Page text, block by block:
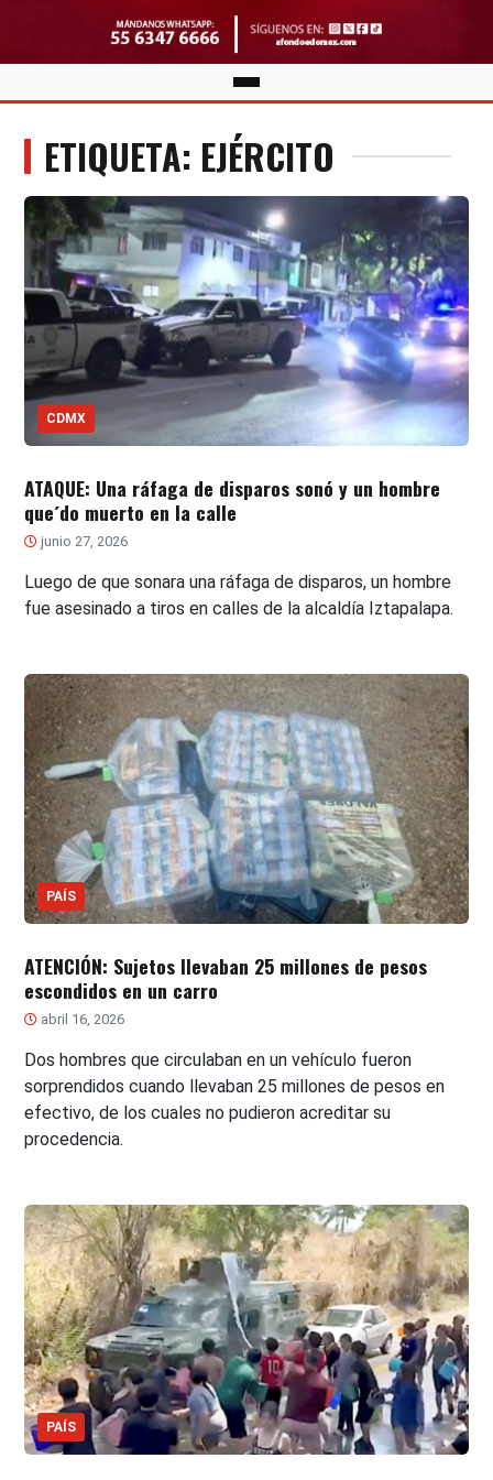
ETIQUETA: EJÉRCITO
CDMX
ATAQUE: Una ráfaga de disparos sonó y un hombre
que´do muerto en la calle
junio 27, 2026
Luego de que sonara una ráfaga de disparos, un hombre
fue asesinado a tiros en calles de la alcaldía Iztapalapa.
PAÍS
ATENCIÓN: Sujetos llevaban 25 millones de pesos
escondidos en un carro
abril 16, 2026
Dos hombres que circulaban en un vehículo fueron
sorprendidos cuando llevaban 25 millones de pesos en
efectivo, de los cuales no pudieron acreditar su
procedencia.
PAÍS